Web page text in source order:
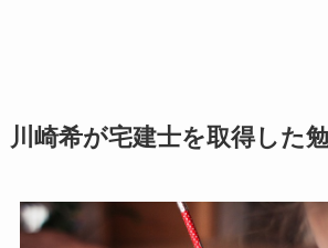
川崎希が宅建士を取得した